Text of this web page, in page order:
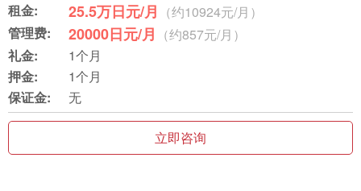
租金: 25.5万日元/月 （约10924元/月）
管理费:
20000日元/月 （约857元/月）
礼金:
1个月
押金:
1个月
保证金:
无
立即咨询